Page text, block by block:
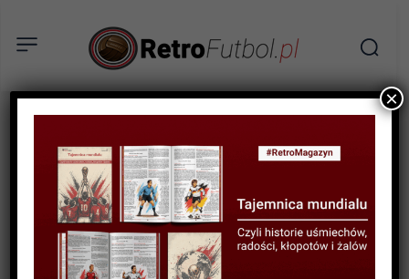
BIOGRAFIE PIŁKARZY
Fritz Walter – od jeńca do
mistrza świata
×